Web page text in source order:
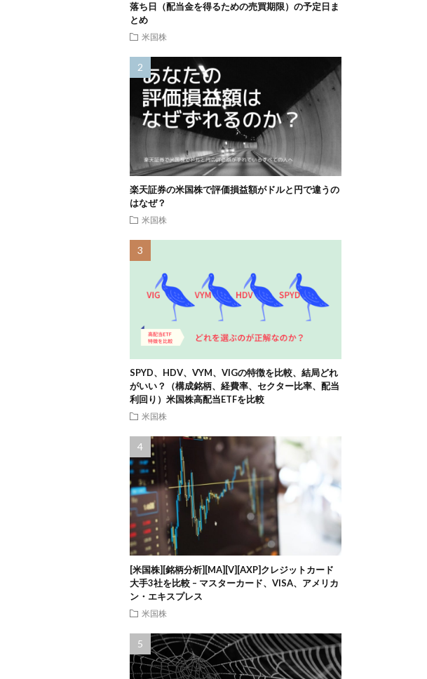
落ち日（配当金を得るための売買期限）の予定日ま
とめ
米国株
楽天証券の米国株で評価損益額がドルと円で違うの
はなぜ？
米国株
SPYD、HDV、VYM、VIGの特徴を比較、結局どれ
がいい？（構成銘柄、経費率、セクター比率、配当
利回り）米国株高配当ETFを比較
米国株
[米国株][銘柄分析][MA][V][AXP]クレジットカード
大手3社を比較 – マスターカード、VISA、アメリカ
ン・エキスプレス
米国株